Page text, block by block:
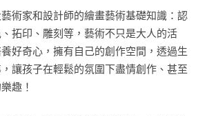
術家和設計師的繪畫藝術基礎知識：認
拓印、雕刻等，藝術不只是大人的活
好奇心，擁有自己的創作空間，透過生
讓孩子在輕鬆的氛圍下盡情創作、甚至
趣！